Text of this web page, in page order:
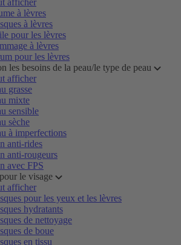
afficher
à lèvres
à lèvres
pour les lèvres
à lèvres
pour les lèvres
les besoins de la peau/le type de peau
afficher
grasse
mixte
sensible
sèche
à imperfections
anti-rides
anti-rougeurs
avec FPS
le visage
afficher
pour les yeux et les lèvres
hydratants
de nettoyage
de boue
en tissu